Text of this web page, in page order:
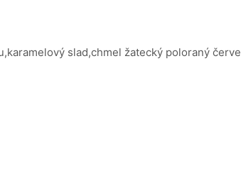
slad,chmel žatecký poloraný